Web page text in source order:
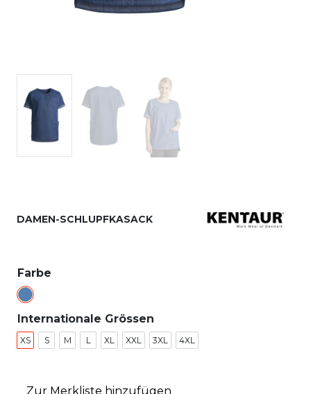
DAMEN-SCHLUPFKASACK
Farbe
Internationale Grössen
XS S M L XL XXL 3XL 4XL
Zur Merkliste hinzufügen